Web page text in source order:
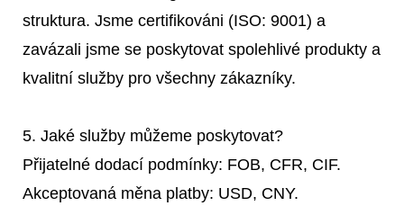
struktura. Jsme certifikováni (ISO: 9001) a
zavázali jsme se poskytovat spolehlivé produkty a
kvalitní služby pro všechny zákazníky.
5. Jaké služby můžeme poskytovat?
Přijatelné dodací podmínky: FOB, CFR, CIF.
Akceptovaná měna platby: USD, CNY.